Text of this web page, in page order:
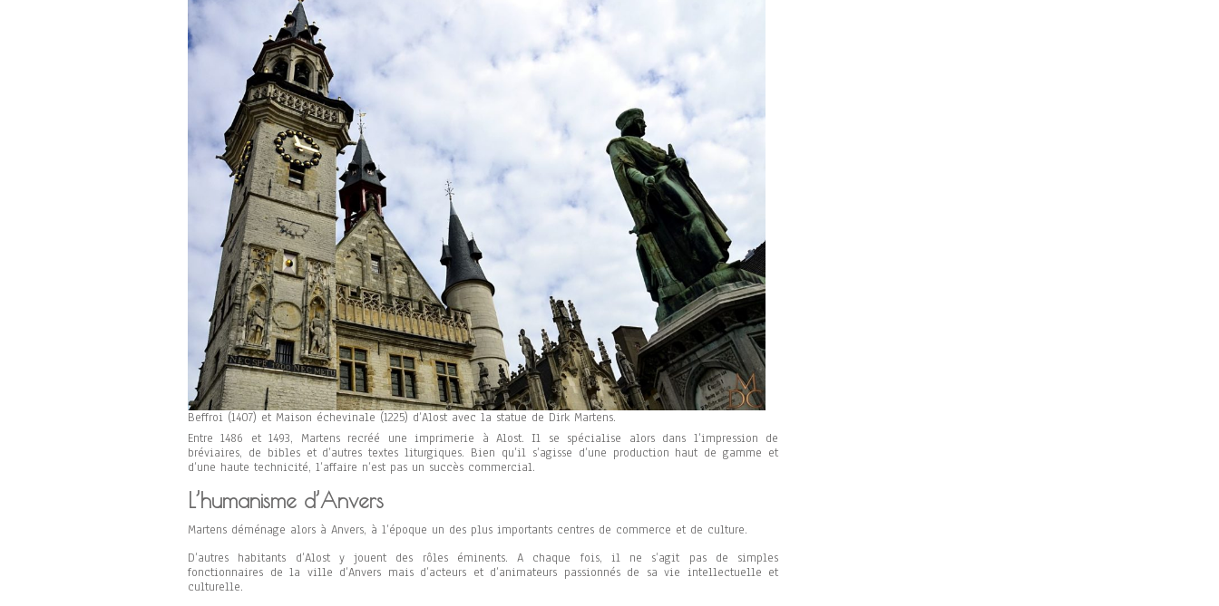
Beffroi (1407) et Maison échevinale (1225) d’Alost avec la statue de Dirk Martens.
Entre 1486 et 1493, Martens recréé une imprimerie à Alost. Il se spécialise alors dans l’impression de
bréviaires, de bibles et d’autres textes liturgiques. Bien qu’il s’agisse d’une production haut de gamme et
d’une haute technicité, l’affaire n’est pas un succès commercial.
L’humanisme d’Anvers
Martens déménage alors à Anvers, à l’époque un des plus importants centres de commerce et de culture.
D’autres habitants d’Alost y jouent des rôles éminents. A chaque fois, il ne s’agit pas de simples
fonctionnaires de la ville d’Anvers mais d’acteurs et d’animateurs passionnés de sa vie intellectuelle et
culturelle.